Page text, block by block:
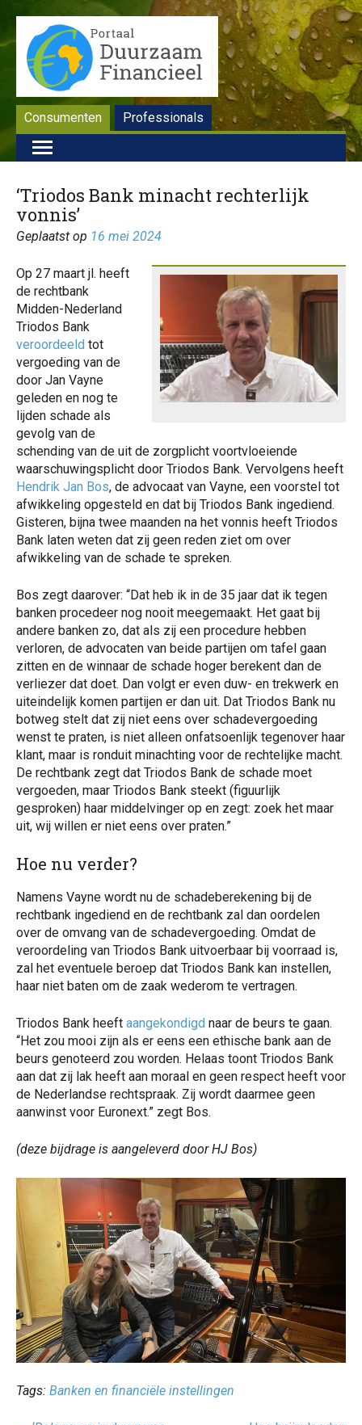
Consumenten Professionals
‘Triodos Bank minacht rechterlijk
vonnis’
Geplaatst op 16 mei 2024
Op 27 maart jl. heeft
de rechtbank
Midden-Nederland
Triodos Bank
veroordeeld tot
vergoeding van de
door Jan Vayne
geleden en nog te
lijden schade als
gevolg van de
schending van de uit de zorgplicht voortvloeiende
waarschuwingsplicht door Triodos Bank. Vervolgens heeft
Hendrik Jan Bos, de advocaat van Vayne, een voorstel tot
afwikkeling opgesteld en dat bij Triodos Bank ingediend.
Gisteren, bijna twee maanden na het vonnis heeft Triodos
Bank laten weten dat zij geen reden ziet om over
afwikkeling van de schade te spreken.
Bos zegt daarover: “Dat heb ik in de 35 jaar dat ik tegen
banken procedeer nog nooit meegemaakt. Het gaat bij
andere banken zo, dat als zij een procedure hebben
verloren, de advocaten van beide partijen om tafel gaan
zitten en de winnaar de schade hoger berekent dan de
verliezer dat doet. Dan volgt er even duw- en trekwerk en
uiteindelijk komen partijen er dan uit. Dat Triodos Bank nu
botweg stelt dat zij niet eens over schadevergoeding
wenst te praten, is niet alleen onfatsoenlijk tegenover haar
klant, maar is ronduit minachting voor de rechtelijke macht.
De rechtbank zegt dat Triodos Bank de schade moet
vergoeden, maar Triodos Bank steekt (figuurlijk
gesproken) haar middelvinger op en zegt: zoek het maar
uit, wij willen er niet eens over praten.”
Hoe nu verder?
Namens Vayne wordt nu de schadeberekening bij de
rechtbank ingediend en de rechtbank zal dan oordelen
over de omvang van de schadevergoeding. Omdat de
veroordeling van Triodos Bank uitvoerbaar bij voorraad is,
zal het eventuele beroep dat Triodos Bank kan instellen,
haar niet baten om de zaak wederom te vertragen.
Triodos Bank heeft aangekondigd naar de beurs te gaan.
“Het zou mooi zijn als er eens een ethische bank aan de
beurs genoteerd zou worden. Helaas toont Triodos Bank
aan dat zij lak heeft aan moraal en geen respect heeft voor
de Nederlandse rechtspraak. Zij wordt daarmee geen
aanwinst voor Euronext.” zegt Bos.
(deze bijdrage is aangeleverd door HJ Bos)
Tags: Banken en financiële instellingen